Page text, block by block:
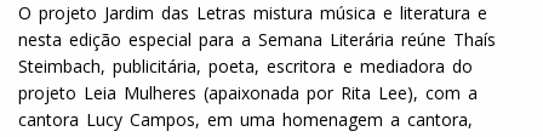
O projeto Jardim das Letras mistura música e literatura e
nesta edição especial para a Semana Literária reúne Thaís
Steimbach, publicitária, poeta, escritora e mediadora do
projeto Leia Mulheres (apaixonada por Rita Lee), com a
cantora Lucy Campos, em uma homenagem a cantora,